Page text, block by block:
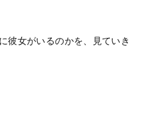
彼女がいるのかを、見ていき